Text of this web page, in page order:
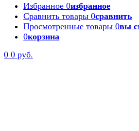
Избранное 0избранное
Сравнить товары 0сравнить
Просмотренные товары 0вы
0корзина
0 0 руб.